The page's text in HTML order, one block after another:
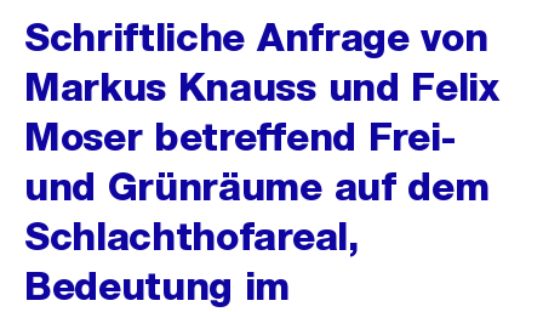
Schriftliche Anfrage von
Markus Knauss und Felix
Moser betreffend Frei-
und Grünräume auf dem
Schlachthofareal,
Bedeutung im